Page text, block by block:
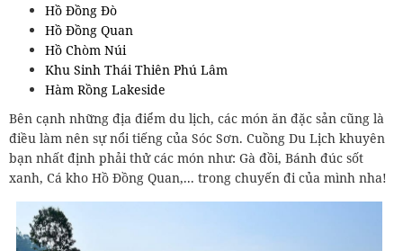
Hồ Đồng Đò
Hồ Đồng Quan
Hồ Chòm Núi
Khu Sinh Thái Thiên Phú Lâm
Hàm Rồng Lakeside
Bên cạnh những địa điểm du lịch, các món ăn đặc sản cũng là
điều làm nên sự nổi tiếng của Sóc Sơn. Cuồng Du Lịch khuyên
bạn nhất định phải thử các món như: Gà đồi, Bánh đúc sốt
xanh, Cá kho Hồ Đồng Quan,... trong chuyến đi của mình nha!